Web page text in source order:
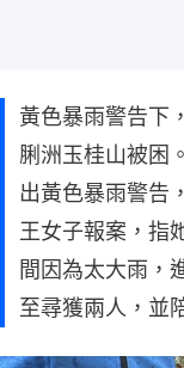
黃色暴雨警告下
脷洲玉桂山被困
出黃色暴雨警告
王女子報案，指
間因為太大雨，
至尋獲兩人，並